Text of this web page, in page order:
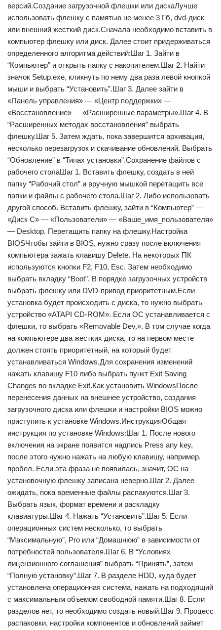
версий.Создание загрузочной флешки или дискаЛучше
использовать флешку с памятью не менее 3 Гб, dvd-диск
или внешний жесткий диск.Сначала необходимо вставить в
компьютер флешку или диск. Далее стоит придерживаться
определенного алгоритма действий:Шаг 1. Зайти в
“Компьютер” и открыть папку с накопителем.Шаг 2. Найти
значок Setup.exe, кликнуть по нему два раза левой кнопкой
мыши и выбрать “Установить”.Шаг 3. Далее зайти в
«Панель управления» — «Центр поддержки» —
«Восстановление» — «Расширенные параметры».Шаг 4. В
“Расширенных методах восстановления” выбрать
флешку.Шаг 5. Затем ждать, пока завершится архивация,
несколько перезагрузок и скачивание обновлений. Выбрать
“Обновление” в “Типах установки”.Сохранение файлов с
рабочего столаШаг 1. Вставить флешку, создать в ней
папку “Рабочий стол” и вручную мышкой перетащить все
папки и файлы с рабочего стола.Шаг 2. Либо использовать
другой способ. Вставить флешку, зайти в “Компьютер” —
«Диск C» — «Пользователи» — «Ваше_имя_пользователя»
— Desktop. Перетащить папку на флешку.Настройка
BIOSЧтобы зайти в BIOS, нужно сразу после включения
компьютера зажать клавишу Delete. На некоторых ПК
используются кнопки F2, F10, Esc. Затем необходимо
выбрать вкладку “Boot”. В порядке загрузочных устройств
выбрать флешку или DVD-привод приоритетным.Если
установка будет происходить с диска, то нужно выбрать
устройство «ATAPI CD-ROM». Если ОС устанавливается с
флешки, то выбрать «Removable Dev.». В том случае когда
на компьютере два жестких диска, то на первом месте
должен стоять приоритетный, на который будет
устанавливаться Windows.Для сохранения изменений
нажать клавишу F10 либо выбрать пункт Exit Saving
Changes во вкладке Exit.Как установить WindowsПосле
перенесения данных на внешнее устройство, создания
загрузочного диска или флешки и настройки BIOS можно
приступить к установке Windows.ИнструкцияОбщая
инструкция по установке Windows:Шаг 1. После нового
включения на экране появится надпись Press any key,
после этого нужно нажать на любую клавишу, например,
пробел. Если эта фраза не появилась, значит, ОС на
установочную флешку записана неверно.Шаг 2. Далее
ожидать, пока временные файлы распакуются.Шаг 3.
Выбрать язык, формат времени и раскладку
клавиатуры.Шаг 4. Нажать “Установить”.Шаг 5. Если
операционных систем несколько, то выбрать
“Максимальную”, Pro или “Домашнюю” в зависимости от
потребностей пользователя.Шаг 6. В “Условиях
лицензионного соглашения” выбрать “Принять”, затем
“Полную установку”.Шаг 7. В разделе HDD, куда будет
установлена операционная система, нажать на подходящий
с максимальным объемом свободной памяти.Шаг 8. Если
разделов нет, то необходимо создать новый.Шаг 9. Процесс
распаковки, настройки компонентов и обновлений займет